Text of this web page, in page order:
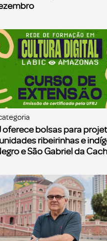
oferece bolsas para
ribeirinhas e
e São Gabriel da